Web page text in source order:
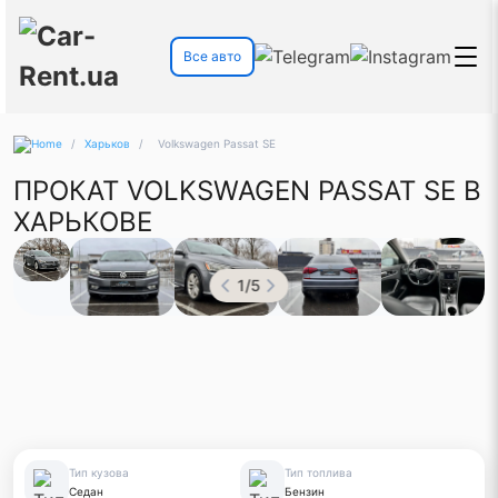
Все авто
/ Харьков / Volkswagen Passat SE
ПРОКАТ VOLKSWAGEN PASSAT SE В
ХАРЬКОВЕ
1/5
Тип кузова
Седан
Тип топлива
Бензин